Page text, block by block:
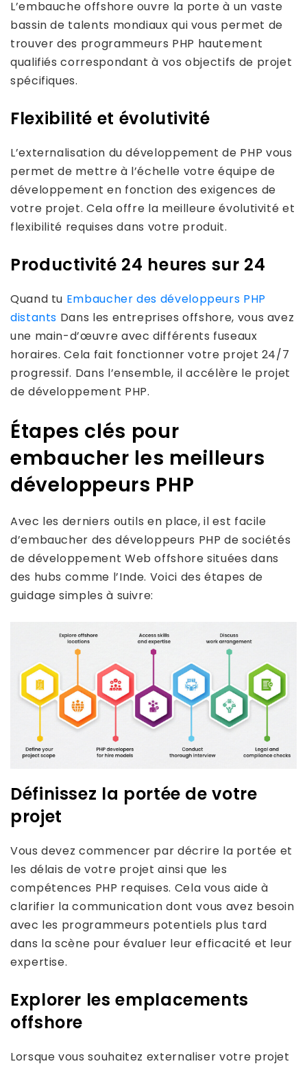
L’embauche offshore ouvre la porte à un vaste
bassin de talents mondiaux qui vous permet de
trouver des programmeurs PHP hautement
qualifiés correspondant à vos objectifs de projet
spécifiques.
Flexibilité et évolutivité
L’externalisation du développement de PHP vous
permet de mettre à l’échelle votre équipe de
développement en fonction des exigences de
votre projet. Cela offre la meilleure évolutivité et
flexibilité requises dans votre produit.
Productivité 24 heures sur 24
Quand tu Embaucher des développeurs PHP
distants Dans les entreprises offshore, vous avez
une main-d’œuvre avec différents fuseaux
horaires. Cela fait fonctionner votre projet 24/7
progressif. Dans l’ensemble, il accélère le projet
de développement PHP.
Étapes clés pour
embaucher les meilleurs
développeurs PHP
Avec les derniers outils en place, il est facile
d’embaucher des développeurs PHP de sociétés
de développement Web offshore situées dans
des hubs comme l’Inde. Voici des étapes de
guidage simples à suivre:
Définissez la portée de votre
projet
Vous devez commencer par décrire la portée et
les délais de votre projet ainsi que les
compétences PHP requises. Cela vous aide à
clarifier la communication dont vous avez besoin
avec les programmeurs potentiels plus tard
dans la scène pour évaluer leur efficacité et leur
expertise.
Explorer les emplacements
offshore
Lorsque vous souhaitez externaliser votre projet